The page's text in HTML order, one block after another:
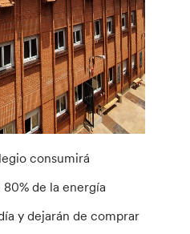
consumirá
de la energía
y dejarán de comprar